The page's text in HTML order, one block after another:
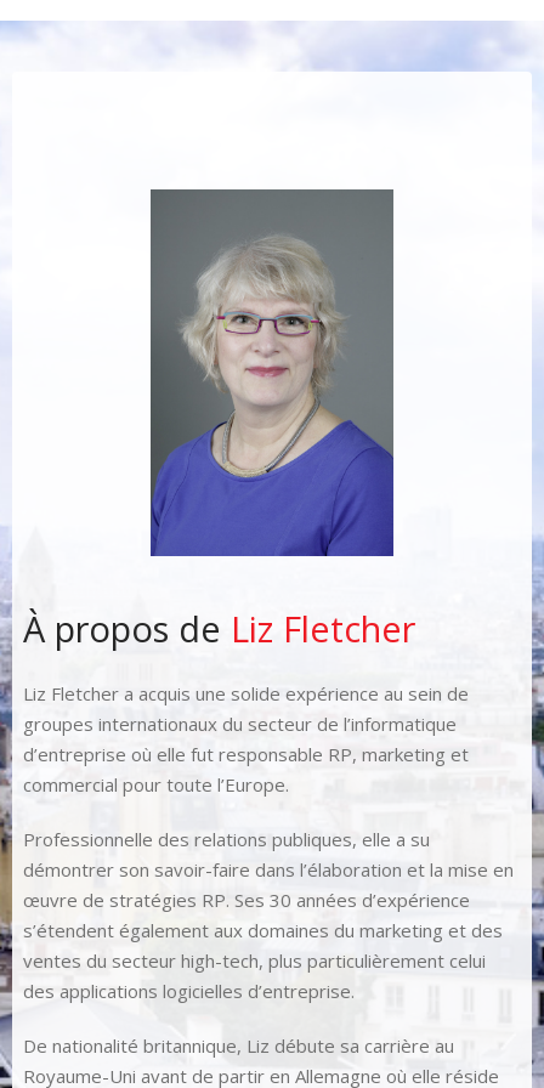
À propos de Liz Fletcher
Liz Fletcher a acquis une solide expérience au sein de
groupes internationaux du secteur de l’informatique
d’entreprise où elle fut responsable RP, marketing et
commercial pour toute l’Europe.
Professionnelle des relations publiques, elle a su
démontrer son savoir-faire dans l’élaboration et la mise en
œuvre de stratégies RP. Ses 30 années d’expérience
s’étendent également aux domaines du marketing et des
ventes du secteur high-tech, plus particulièrement celui
des applications logicielles d’entreprise.
De nationalité britannique, Liz débute sa carrière au
Royaume-Uni avant de partir en Allemagne où elle réside